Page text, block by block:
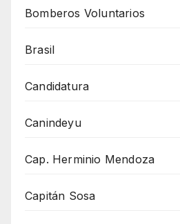
Bomberos Voluntarios
Brasil
Candidatura
Canindeyu
Cap. Herminio Mendoza
Capitán Sosa